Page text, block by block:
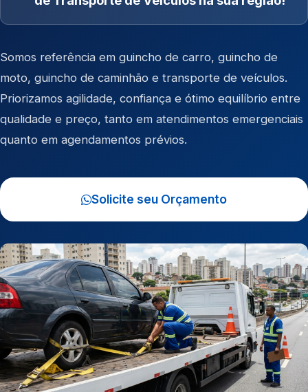
Somos referência em guincho de carro, guincho de
moto, guincho de caminhão e transporte de veículos.
Priorizamos agilidade, confiança e ótimo equilíbrio entre
qualidade e preço, tanto em atendimentos emergenciais
quanto em agendamentos prévios.
Solicite seu Orçamento